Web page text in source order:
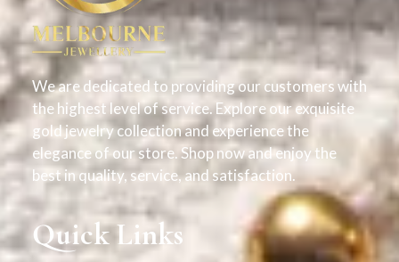
We are dedicated to providing our customers with
the highest level of service. Explore our exquisite
gold jewelry collection and experience the
elegance of our store. Shop now and enjoy the
best in quality, service, and satisfaction.
Quick Links